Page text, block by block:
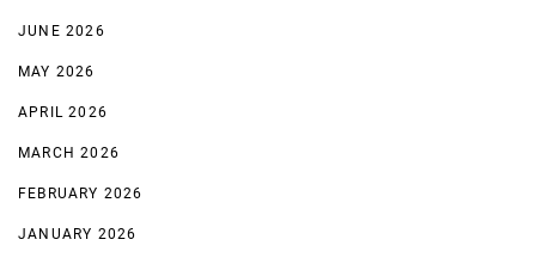
JUNE 2026
MAY 2026
APRIL 2026
MARCH 2026
FEBRUARY 2026
JANUARY 2026